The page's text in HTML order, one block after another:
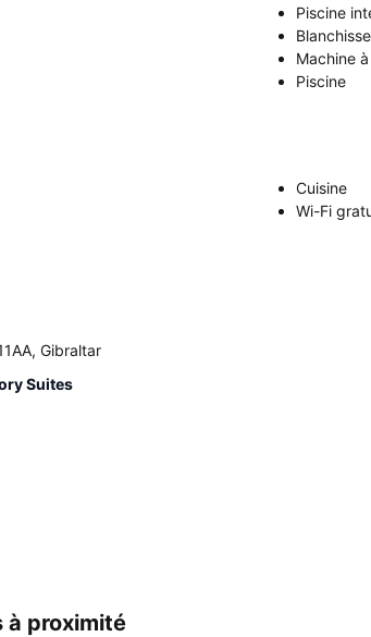
Piscine
Machine
Piscine
Cuisine
Wi-Fi
Gibraltar
Suites
à proximité